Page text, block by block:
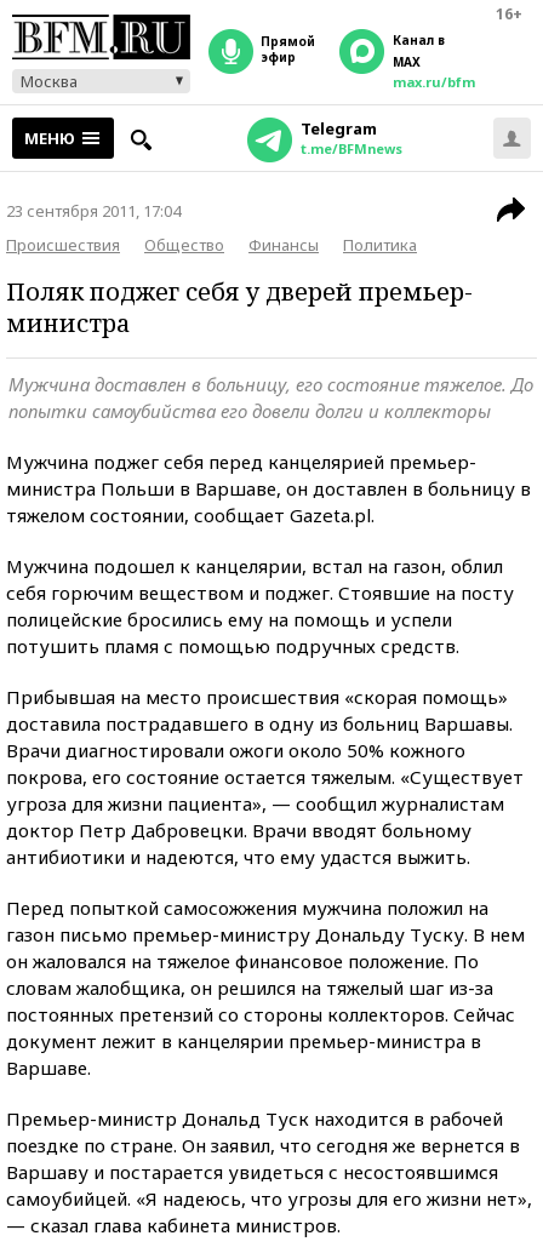
16+
Москва
прямой
эфир
Канал в
MAX
max.ru/bfm
МЕНЮ Telegram
t.me/BFMnews
23 сентября 2011, 17:04
Происшествия
Общество Финансы Политика
Поляк поджег себя у дверей премьер-
министра
Мужчина доставлен в больницу, его состояние тяжелое. До
попытки самоубийства его довели долги и коллекторы
Мужчина поджег себя перед канцелярией премьер-
министра Польши в Варшаве, он доставлен в больницу в
тяжелом состоянии, сообщает Gazeta.pl.
Мужчина подошел к канцелярии, встал на газон, облил
себя горючим веществом и поджег. Стоявшие на посту
полицейские бросились ему на помощь и успели
потушить пламя с помощью подручных средств.
Прибывшая на место происшествия «скорая помощь»
доставила пострадавшего в одну из больниц Варшавы.
Врачи диагностировали ожоги около 50% кожного
покрова, его состояние остается тяжелым. «Существует
угроза для жизни пациента», — сообщил журналистам
доктор Петр Дабровецки. Врачи вводят больному
антибиотики и надеются, что ему удастся выжить.
Перед попыткой самосожжения мужчина положил на
газон письмо премьер-министру Дональду Туску. В нем
он жаловался на тяжелое финансовое положение. По
словам жалобщика, он решился на тяжелый шаг из-за
постоянных претензий со стороны коллекторов. Сейчас
документ лежит в канцелярии премьер-министра в
Варшаве.
Премьер-министр Дональд Туск находится в рабочей
поездке по стране. Он заявил, что сегодня же вернется в
Варшаву и постарается увидеться с несостоявшимся
самоубийцей. «Я надеюсь, что угрозы для его жизни нет»,
— сказал глава кабинета министров.